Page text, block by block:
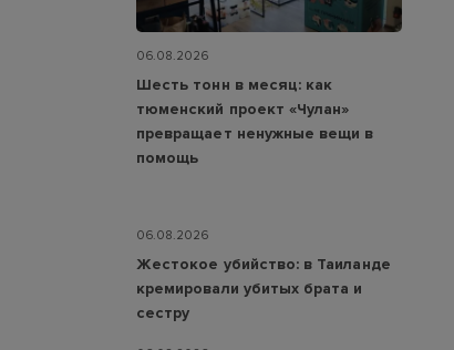
06.08.2026
Шесть тонн в месяц: как
тюменский проект «Чулан»
превращает ненужные вещи в
помощь
06.08.2026
Жестокое убийство: в Таиланде
кремировали убитых брата и
сестру